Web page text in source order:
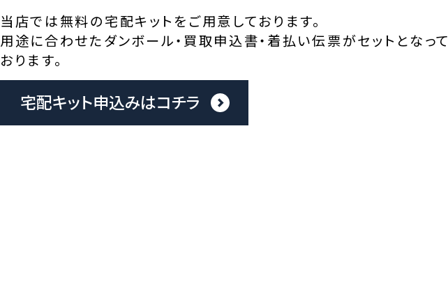
当店では無料の宅配キットをご用意しております。
用途に合わせたダンボール・買取申込書・着払い伝票がセットとなって
おります。
宅配キット申込みはコチラ